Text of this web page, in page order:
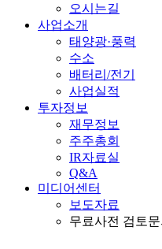
오시는길
사업소개
태양광·풍력
수소
배터리/전기
사업실적
투자정보
재무정보
주주총회
IR자료실
Q&A
미디어센터
보도자료
무료사전 검토문